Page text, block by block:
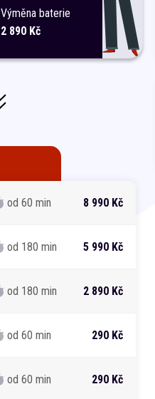
Výměna baterie
2 890 Kč
od 60 min 8 990 Kč
od 180 min 5 990 Kč
od 180 min 2 890 Kč
od 60 min 290 Kč
od 60 min 290 Kč